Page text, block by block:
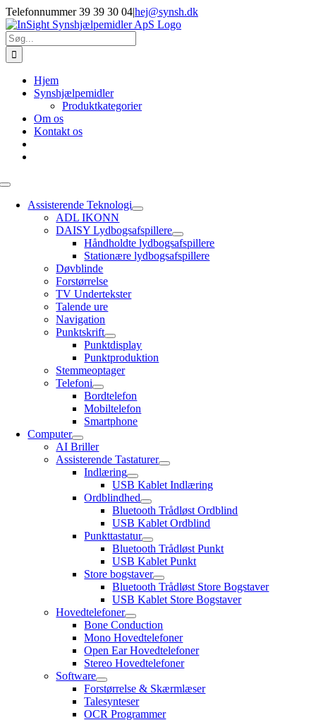
Skip
to
content
Telefonnummer 39 39 30 04|hej@synsh.dk
Søg
efter:
Hjem
Synshjælpemidler
Produktkategorier
Om os
Kontakt os
Toggle
NavigationAssisterende Teknologi
ADL IKONN
DAISY Lydbogsafspillere
Håndholdte lydbogsafspillere
Stationære lydbogsafspillere
Døvblinde
Forstørrelse
TV Undertekster
Talende ure
Navigation
Punktskrift
Punktdisplay
Punktproduktion
Stemmeoptager
Telefoni
Bordtelefon
Mobiltelefon
Smartphone
Computer
AI Briller
Assisterende Tastaturer
Indlæring
USB Kablet Indlæring
Ordblindhed
Bluetooth Trådløst Ordblind
USB Kablet Ordblind
Punkttastatur
Bluetooth Trådløst Punkt
USB Kablet Punkt
Store bogstaver
Bluetooth Trådløst Store Bogstaver
USB Kablet Store Bogstaver
Hovedtelefoner
Bone Conduction
Mono Hovedtelefoner
Open Ear Hovedtelefoner
Stereo Hovedtelefoner
Software
Forstørrelse & Skærmlæser
Talesynteser
OCR Programmer